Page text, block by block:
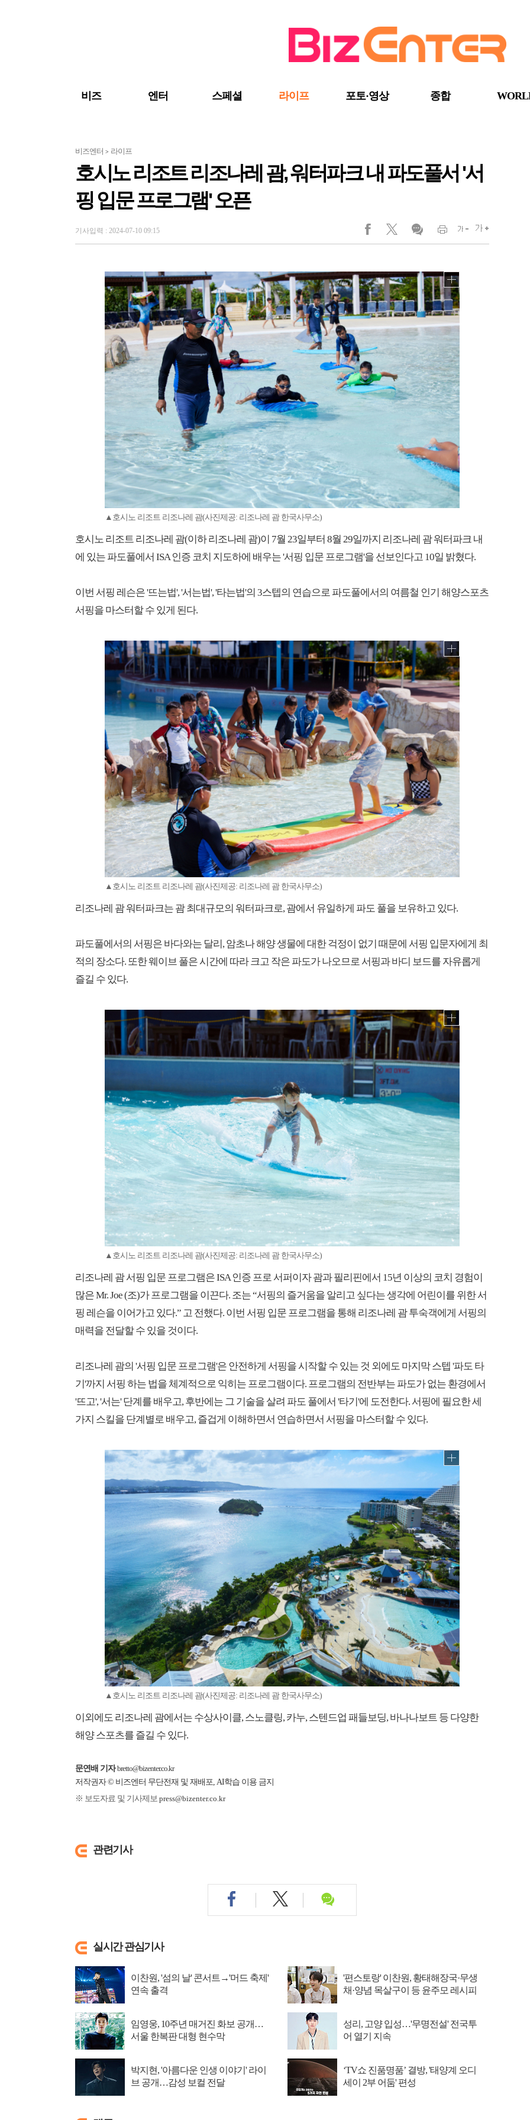
비즈 엔터 스페셜 라이프 포토·영상 종합
비즈엔터 > 라이프
호시노 리조트 리조나레 괌, 워터파크 내 파도풀서 '서
핑 입문 프로그램' 오픈
기사입력 : 2024-07-10 09:15
▲호시노 리조트 리조나레 괌(사진제공: 리조나레 괌 한국사무소)
호시노 리조트 리조나레 괌(이하 리조나레 괌)이 7월 23일부터 8월 29일까지 리조나레 괌 워터파크 내
에 있는 파도풀에서 ISA 인증 코치 지도하에 배우는 '서핑 입문 프로그램'을 선보인다고 10일 밝혔다.
이번 서핑 레슨은 '뜨는법', '서는법', '타는법'의 3스텝의 연습으로 파도풀에서의 여름철 인기 해양스포츠
서핑을 마스터할 수 있게 된다.
▲호시노 리조트 리조나레 괌(사진제공: 리조나레 괌 한국사무소)
리조나레 괌 워터파크는 괌 최대규모의 워터파크로, 괌에서 유일하게 파도 풀을 보유하고 있다.
파도풀에서의 서핑은 바다와는 달리, 암초나 해양 생물에 대한 걱정이 없기 때문에 서핑 입문자에게 최
적의 장소다. 또한 웨이브 풀은 시간에 따라 크고 작은 파도가 나오므로 서핑과 바디 보드를 자유롭게
즐길 수 있다.
▲호시노 리조트 리조나레 괌(사진제공: 리조나레 괌 한국사무소)
리조나레 괌 서핑 입문 프로그램은 ISA 인증 프로 서퍼이자 괌과 필리핀에서 15년 이상의 코치 경험이
많은 Mr. Joe (조)가 프로그램을 이끈다. 조는 “서핑의 즐거움을 알리고 싶다는 생각에 어린이를 위한 서
핑 레슨을 이어가고 있다.” 고 전했다. 이번 서핑 입문 프로그램을 통해 리조나레 괌 투숙객에게 서핑의
매력을 전달할 수 있을 것이다.
리조나레 괌의 '서핑 입문 프로그램'은 안전하게 서핑을 시작할 수 있는 것 외에도 마지막 스텝 '파도 타
기'까지 서핑 하는 법을 체계적으로 익히는 프로그램이다. 프로그램의 전반부는 파도가 없는 환경에서
'뜨고', '서는' 단계를 배우고, 후반에는 그 기술을 살려 파도 풀에서 '타기'에 도전한다. 서핑에 필요한 세
가지 스킬을 단계별로 배우고, 즐겁게 이해하면서 연습하면서 서핑을 마스터할 수 있다.
▲호시노 리조트 리조나레 괌(사진제공: 리조나레 괌 한국사무소)
이외에도 리조나레 괌에서는 수상사이클, 스노클링, 카누, 스텐드업 패들보딩, 바나나보트 등 다양한
해양 스포츠를 즐길 수 있다.
문연배 기자 bretto@bizenter.co.kr
저작권자 © 비즈엔터 무단전재 및 재배포, AI학습 이용 금지
※ 보도자료 및 기사제보 press@bizenter.co.kr
관련기사
실시간 관심기사
이찬원, '섬의 날' 콘서트→'머드 축제'
연속 출격
'편스토랑' 이찬원, 황태해장국·무생
채·양념 목살구이 등 윤주모 레시피
임영웅, 10주년 매거진 화보 공개…
서울 한복판 대형 현수막
성리, 고양 입성…'무명전설' 전국투
어 열기 지속
박지현, '아름다운 인생 이야기' 라이
브 공개…감성 보컬 전달
‘TV쇼 진품명품’ 결방, '태양계 오디
세이 2부 어둠' 편성